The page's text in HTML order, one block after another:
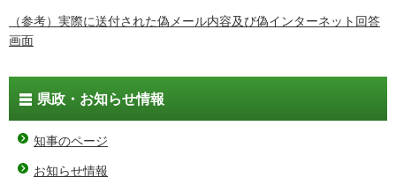
（参考）実際に送付された偽メール内容及び偽インターネット回答
画面
県政・お知らせ情報
知事のページ
お知らせ情報